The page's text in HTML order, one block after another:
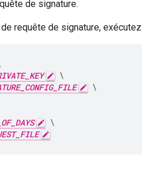
de signature.
requête de signature,
\
\
\